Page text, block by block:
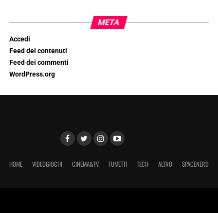
META
Accedi
Feed dei contenuti
Feed dei commenti
WordPress.org
HOME VIDEOGIOCHI CINEMA&TV FUMETTI TECH ALTRO SPACENERD